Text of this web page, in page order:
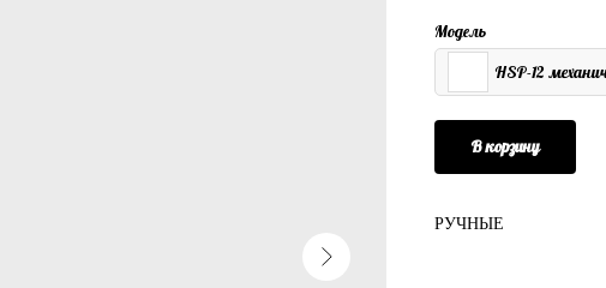
Модель
HSP-12
В корзину
РУЧНЫЕ